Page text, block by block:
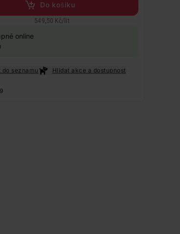
Do košíku
549,50 Kč/ lit
online
do seznamu Hlídat akce a dostupnost